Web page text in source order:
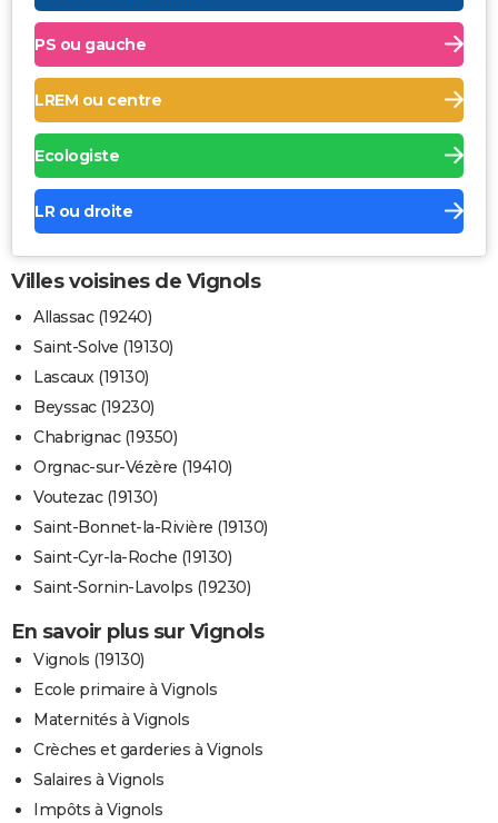
PS ou gauche
LREM ou centre
Ecologiste
LR ou droite
Villes voisines de Vignols
Allassac (19240)
Saint-Solve (19130)
Lascaux (19130)
Beyssac (19230)
Chabrignac (19350)
Orgnac-sur-Vézère (19410)
Voutezac (19130)
Saint-Bonnet-la-Rivière (19130)
Saint-Cyr-la-Roche (19130)
Saint-Sornin-Lavolps (19230)
En savoir plus sur Vignols
Vignols (19130)
Ecole primaire à Vignols
Maternités à Vignols
Crèches et garderies à Vignols
Salaires à Vignols
Impôts à Vignols